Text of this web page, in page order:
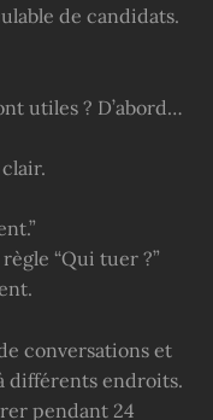
de candidats.
utiles ? D’abord…
“Qui tuer ?”
conversations et
différents endroits.
pendant 24